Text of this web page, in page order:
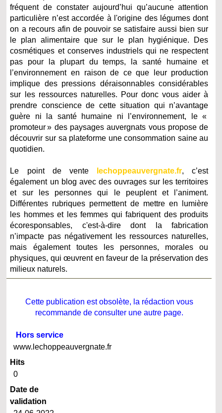
fréquent de constater aujourd’hui qu’aucune attention
particulière n’est accordée à l'origine des légumes dont
on a recours afin de pouvoir se satisfaire aussi bien sur
le plan alimentaire que sur le plan hygiénique. Des
cosmétiques et conserves industriels qui ne respectent
pas pour la plupart du temps, la santé humaine et
l’environnement en raison de ce que leur production
implique des pressions déraisonnables considérables
sur les ressources naturelles. Pour donc vous aider à
prendre conscience de cette situation qui n’avantage
guère ni la santé humaine ni l’environnement, le «
promoteur » des paysages auvergnats vous propose de
découvrir sur sa plateforme une consommation saine au
quotidien.
Le point de vente lechoppeauvergnate.fr, c’est
également un blog avec des ouvrages sur les territoires
et sur les personnes qui le peuplent et l’animent.
Différentes rubriques permettent de mettre en lumière
les hommes et les femmes qui fabriquent des produits
écoresponsables, c'est-à-dire dont la fabrication
n’impacte pas négativement les ressources naturelles,
mais également toutes les personnes, morales ou
physiques, qui œuvrent en faveur de la préservation des
milieux naturels.
Cette publication est obsolète, la rédaction vous
recommande de consulter une autre page.
Hors service
www.lechoppeauvergnate.fr
Hits
0
Date de
validation